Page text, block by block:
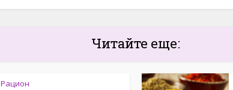
Читайте еще:
Рацион